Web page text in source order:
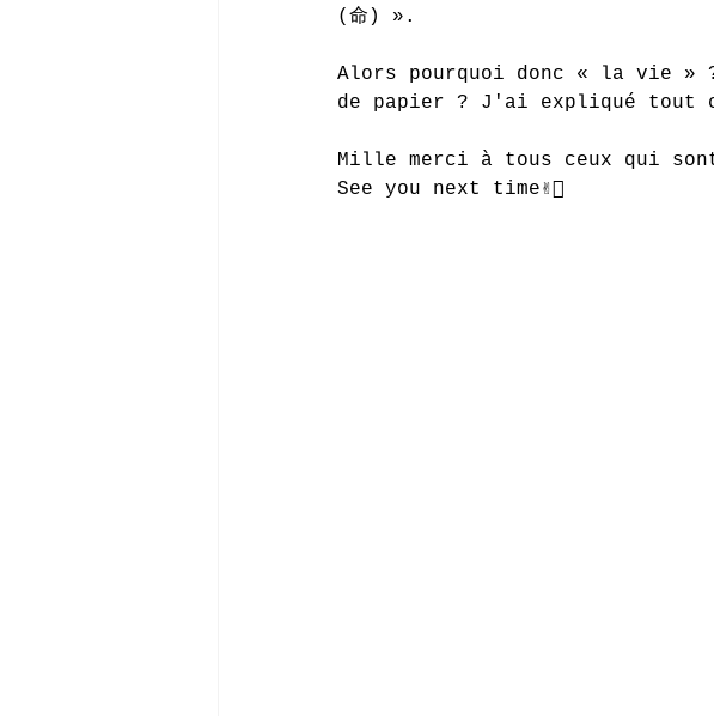
(命) ».
Alors pourquoi donc « la vie »
de papier ? J'ai expliqué tout
Mille merci à tous ceux qui sont
See you next time✌🏻